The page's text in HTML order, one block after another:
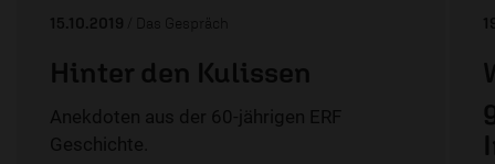
15.10.2019 / Das Gespräch
Hinter den Kulissen
Anekdoten aus der 60-jährigen ERF
Geschichte.